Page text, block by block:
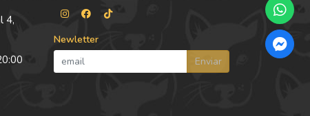
4,
Newletter
Enviar